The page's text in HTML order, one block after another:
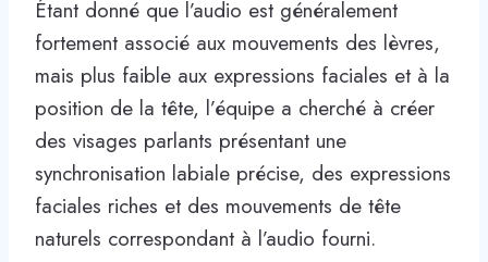
Étant donné que l’audio est généralement
fortement associé aux mouvements des lèvres,
mais plus faible aux expressions faciales et à la
position de la tête, l’équipe a cherché à créer
des visages parlants présentant une
synchronisation labiale précise, des expressions
faciales riches et des mouvements de tête
naturels correspondant à l’audio fourni.